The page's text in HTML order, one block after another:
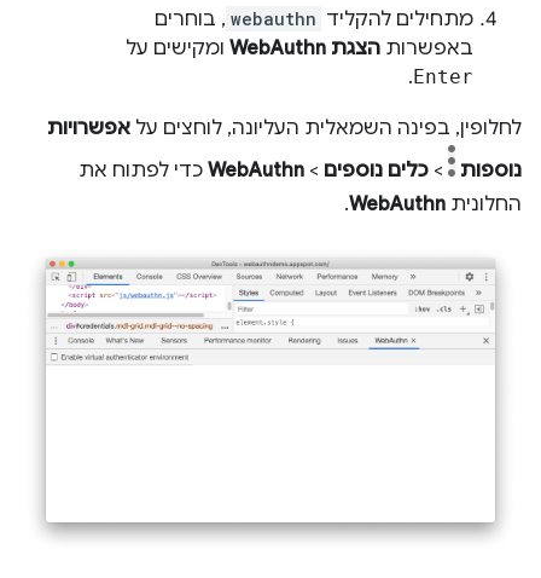
מתחילים להקליד webauthn , בוחרים
באפשרות הצגת WebAuthn ומקישים על
Enter
.
לחלופין, בפינה השמאלית העליונה, לוחצים על אפשרויות
נוספות
> כלים נוספים >
WebAuthn כדי לפתוח את
החלונית WebAuthn
.